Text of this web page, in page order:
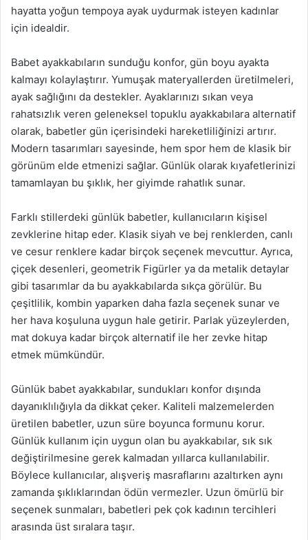
hayatta yoğun tempoya ayak uydurmak isteyen kadınlar
için idealdir.
Babet ayakkabıların sunduğu konfor, gün boyu ayakta
kalmayı kolaylaştırır. Yumuşak materyallerden üretilmeleri,
ayak sağlığını da destekler. Ayaklarınızı sıkan veya
rahatsızlık veren geleneksel topuklu ayakkabılara alternatif
olarak, babetler gün içerisindeki hareketliliğinizi artırır.
Modern tasarımları sayesinde, hem spor hem de klasik bir
görünüm elde etmenizi sağlar. Günlük olarak kıyafetlerinizi
tamamlayan bu şıklık, her giyimde rahatlık sunar.
Farklı stillerdeki günlük babetler, kullanıcıların kişisel
zevklerine hitap eder. Klasik siyah ve bej renklerden, canlı
ve cesur renklere kadar birçok seçenek mevcuttur. Ayrıca,
çiçek desenleri, geometrik Figürler ya da metalik detaylar
gibi tasarımlar da bu ayakkabılarda sıkça görülür. Bu
çeşitlilik, kombin yaparken daha fazla seçenek sunar ve
her hava koşuluna uygun hale getirir. Parlak yüzeylerden,
mat dokuya kadar birçok alternatif ile her zevke hitap
etmek mümkündür.
Günlük babet ayakkabılar, sundukları konfor dışında
dayanıklılığıyla da dikkat çeker. Kaliteli malzemelerden
üretilen babetler, uzun süre boyunca formunu korur.
Günlük kullanım için uygun olan bu ayakkabılar, sık sık
değiştirilmesine gerek kalmadan yıllarca kullanılabilir.
Böylece kullanıcılar, alışveriş masraflarını azaltırken aynı
zamanda şıklıklarından ödün vermezler. Uzun ömürlü bir
seçenek sunmaları, babetleri pek çok kadının tercihleri
arasında üst sıralara taşır.